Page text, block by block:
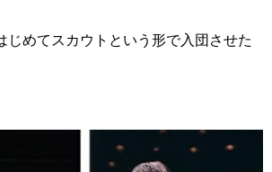
じめてスカウトという形で入団させた